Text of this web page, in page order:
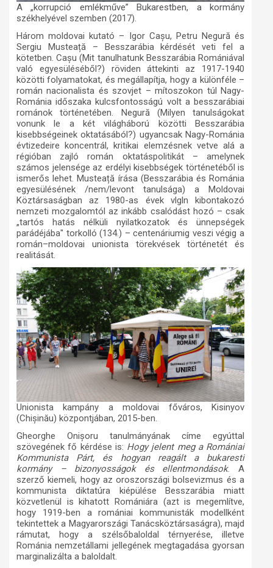
A „korrupció emlékműve” Bukarestben, a kormány
székhelyével szemben (2017).
Három moldovai kutató – Igor Cașu, Petru Negură és
Sergiu Musteață – Besszarábia kérdését veti fel a
kötetben. Cașu(Mit tanulhatunk Besszarábia Romániával
való egyesüléséből?) röviden áttekinti az 1917-1940
közötti folyamatokat, és megállapítja, hogy a különféle –
román nacionalista és szovjet – mítoszokon túl Nagy-
Románia időszaka kulcsfontosságú volt a besszarábiai
románok történetében. Negură (Milyen tanulságokat
vonunk le a két világháború közötti Besszarábia
kisebbségeinek oktatásából?) ugyancsak Nagy-Románia
évtizedeire koncentrál, kritikai elemzésnek vetve alá a
régióban zajló román oktatáspolitikát – amelynek
számos jelensége az erdélyi kisebbségek történetéből is
ismerős lehet. Musteață írása (Besszarábia és Románia
egyesülésének /nem/levont tanulsága) a Moldovai
Köztársaságban az 1980-as évek vlgln kibontakozó
nemzeti mozgalomtól az inkább csalódást hozó – csak
„tartós hatás nélküli nyilatkozatok és ünnepségek
parádéjába" torkolló (134.) – centenáriumig veszi végig a
román–moldovai unionista törekvések történetét és
realitását.
Unionista kampány a moldovai főváros, Kisinyov
(Chișinău) központjában, 2015-ben.
Gheorghe Onișoru tanulmányának címe egyúttal
szövegének fő kérdése is: Hogy jelent meg a Romániai
Kommunista Párt, és hogyan reagált a bukaresti
kormány – bizonyosságok és ellentmondások.A
szerző kiemeli, hogy az oroszországi bolsevizmus és a
kommunista diktatúra kiépülése Besszarábia miatt
közvetlenül is kihatott Romániára (azt is megemlítve,
hogy 1919-ben a romániai kommunisták modellként
tekintettek a Magyarországi Tanácsköztársaságra), majd
rámutat, hogy a szélsőbaloldal térnyerése, illetve
Románia nemzetállami jellegének megtagadása gyorsan
marginalizálta a baloldalt.